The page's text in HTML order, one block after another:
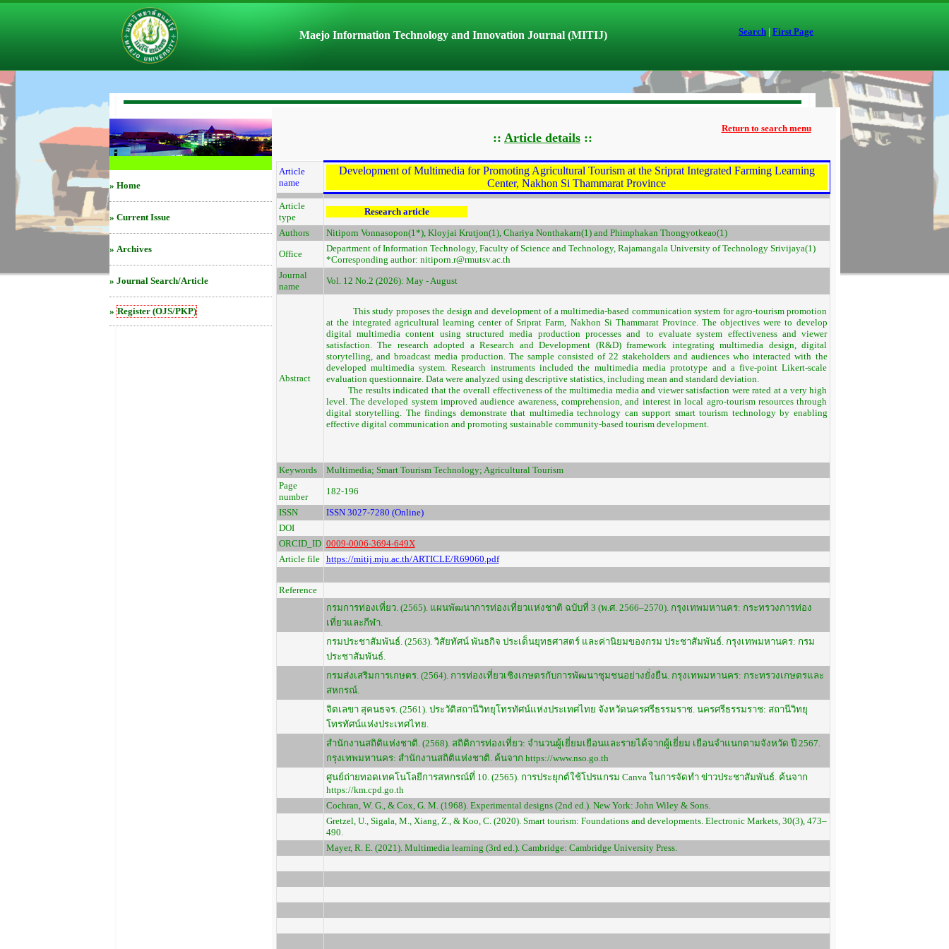
Maejo Information Technology and Innovation Journal (MITIJ) Search | First Page
» Home
» Current Issue
» Archives
» Journal Search/Article
» Register (OJS/PKP)
:: Article details ::
Return to search menu
Article
name
Development of Multimedia for Promoting Agricultural Tourism at the Sriprat Integrated Farming Learning
Center, Nakhon Si Thammarat Province
Article
type
Research article
Authors
Nitiporn Vonnasopon(1*), Kloyjai Krutjon(1), Chariya Nonthakarn(1) and Phimphakan Thongyotkeao(1)
Office
Department of Information Technology, Faculty of Science and Technology, Rajamangala University of Technology Srivijaya(1)
*Corresponding author: nitiporn.r@rmutsv.ac.th
Journal
name
Vol. 12 No.2 (2026): May - August
Abstract
This study proposes the design and development of a multimedia-based communication system for agro-tourism promotion
at the integrated agricultural learning center of Sriprat Farm, Nakhon Si Thammarat Province. The objectives were to develop
digital multimedia content using structured media production processes and to evaluate system effectiveness and viewer
satisfaction. The research adopted a Research and Development (R&D) framework integrating multimedia design, digital
storytelling, and broadcast media production. The sample consisted of 22 stakeholders and audiences who interacted with the
developed multimedia system. Research instruments included the multimedia media prototype and a five-point Likert-scale
evaluation questionnaire. Data were analyzed using descriptive statistics, including mean and standard deviation.
The results indicated that the overall effectiveness of the multimedia media and viewer satisfaction were rated at a very high
level. The developed system improved audience awareness, comprehension, and interest in local agro-tourism resources through
digital storytelling. The findings demonstrate that multimedia technology can support smart tourism technology by enabling
effective digital communication and promoting sustainable community-based tourism development.
Keywords
Multimedia; Smart Tourism Technology; Agricultural Tourism
Page
number
182-196
ISSN
ISSN 3027-7280 (Online)
DOI
ORCID_ID 0009-0006-3694-649X
Article file
https://mitij.mju.ac.th/ARTICLE/R69060.pdf
Reference
กรมการท่องเที่ยว. (2565). แผนพัฒนาการท่องเที่ยวแห่งชาติ ฉบับที่ 3 (พ.ศ. 2566–2570). กรุงเทพมหานคร: กระทรวงการท่อง
เที่ยวและกีฬา.
กรมประชาสัมพันธ์. (2563). วิสัยทัศน์ พันธกิจ ประเด็นยุทธศาสตร์ และค่านิยมของกรม ประชาสัมพันธ์. กรุงเทพมหานคร: กรม
ประชาสัมพันธ์.
กรมส่งเสริมการเกษตร. (2564). การท่องเที่ยวเชิงเกษตรกับการพัฒนาชุมชนอย่างยั่งยืน. กรุงเทพมหานคร: กระทรวงเกษตรและ
สหกรณ์.
จิตเลขา สุคนธจร. (2561). ประวัติสถานีวิทยุโทรทัศน์แห่งประเทศไทย จังหวัดนครศรีธรรมราช. นครศรีธรรมราช: สถานีวิทยุ
โทรทัศน์แห่งประเทศไทย.
สำนักงานสถิติแห่งชาติ. (2568). สถิติการท่องเที่ยว: จำนวนผู้เยี่ยมเยือนและรายได้จากผู้เยี่ยม เยือนจำแนกตามจังหวัด ปี 2567.
กรุงเทพมหานคร: สำนักงานสถิติแห่งชาติ. ค้นจาก https://www.nso.go.th
ศูนย์ถ่ายทอดเทคโนโลยีการสหกรณ์ที่ 10. (2565). การประยุกต์ใช้โปรแกรม Canva ในการจัดทำ ข่าวประชาสัมพันธ์. ค้นจาก
https://km.cpd.go.th
Cochran, W. G., & Cox, G. M. (1968). Experimental designs (2nd ed.). New York: John Wiley & Sons.
Gretzel, U., Sigala, M., Xiang, Z., & Koo, C. (2020). Smart tourism: Foundations and developments. Electronic Markets, 30(3), 473–
490.
Mayer, R. E. (2021). Multimedia learning (3rd ed.). Cambridge: Cambridge University Press.